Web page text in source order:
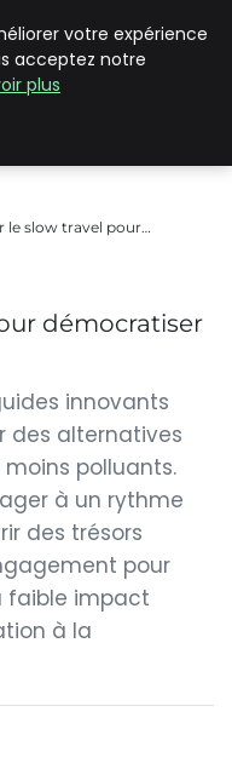
le slow travel pour…
démocratiser
innovants
des alternatives
polluants.
à un rythme
des trésors
pour
faible impact
à la
votre expérience
acceptez notre
plus